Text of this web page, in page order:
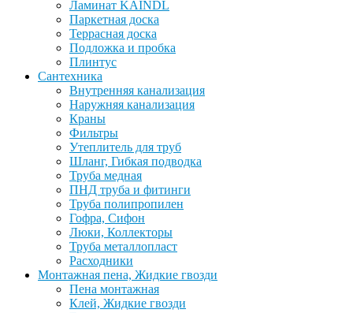
Ламинат KAINDL
Паркетная доска
Террасная доска
Подложка и пробка
Плинтус
Сантехника
Внутренняя канализация
Наружняя канализация
Краны
Фильтры
Утеплитель для труб
Шланг, Гибкая подводка
Труба медная
ПНД труба и фитинги
Труба полипропилен
Гофра, Сифон
Люки, Коллекторы
Труба металлопласт
Расходники
Монтажная пена, Жидкие гвозди
Пена монтажная
Клей, Жидкие гвозди